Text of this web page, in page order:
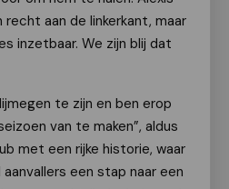
aan de linkerkant, maar
inzetbaar. We zijn blij dat
te zijn en ben erop
van te maken”, aldus
met een rijke historie, waar
een stap naar een